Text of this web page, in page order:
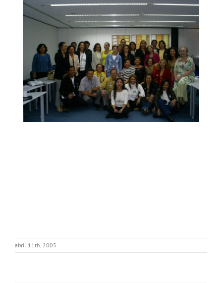
abril 11th, 2005